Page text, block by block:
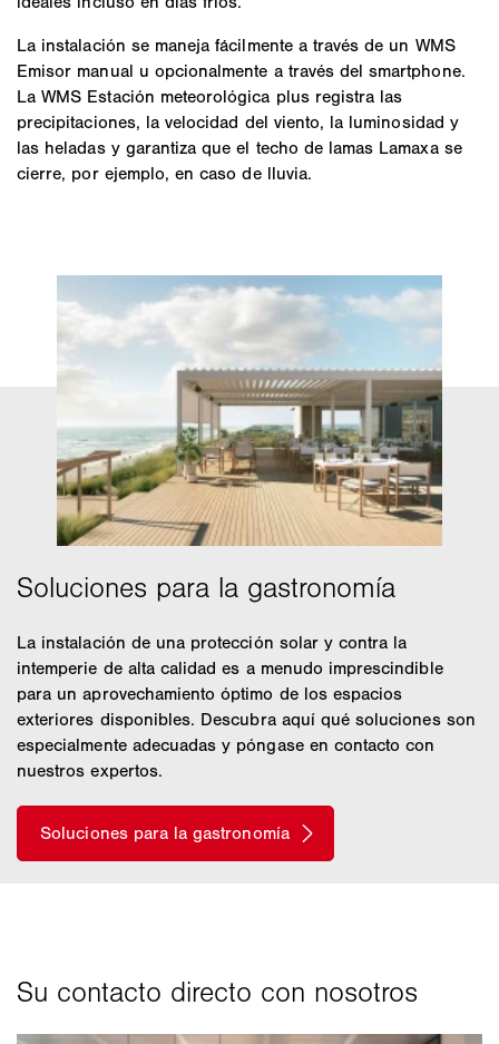
La instalación se maneja fácilmente a través de un WMS
Emisor manual u opcionalmente a través del smartphone.
La WMS Estación meteorológica plus registra las
precipitaciones, la velocidad del viento, la luminosidad y
las heladas y garantiza que el techo de lamas Lamaxa se
cierre, por ejemplo, en caso de lluvia.
La instalación de una protección solar y contra la
intemperie de alta calidad es a menudo imprescindible
para un aprovechamiento óptimo de los espacios
exteriores disponibles. Descubra aquí qué soluciones son
especialmente adecuadas y póngase en contacto con
nuestros expertos.